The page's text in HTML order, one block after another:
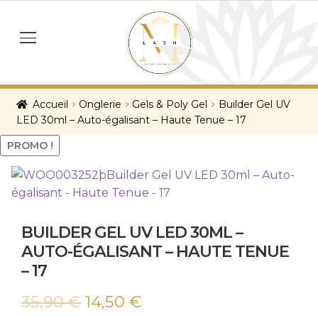
navigation
content
menu
Accueil Onglerie Gels & Poly Gel
Builder Gel UV
LED 30ml – Auto-égalisant – Haute Tenue – 17
PROMO !
BUILDER GEL UV LED 30ML –
AUTO-ÉGALISANT – HAUTE TENUE
– 17
35,90€ Le
14,50 €